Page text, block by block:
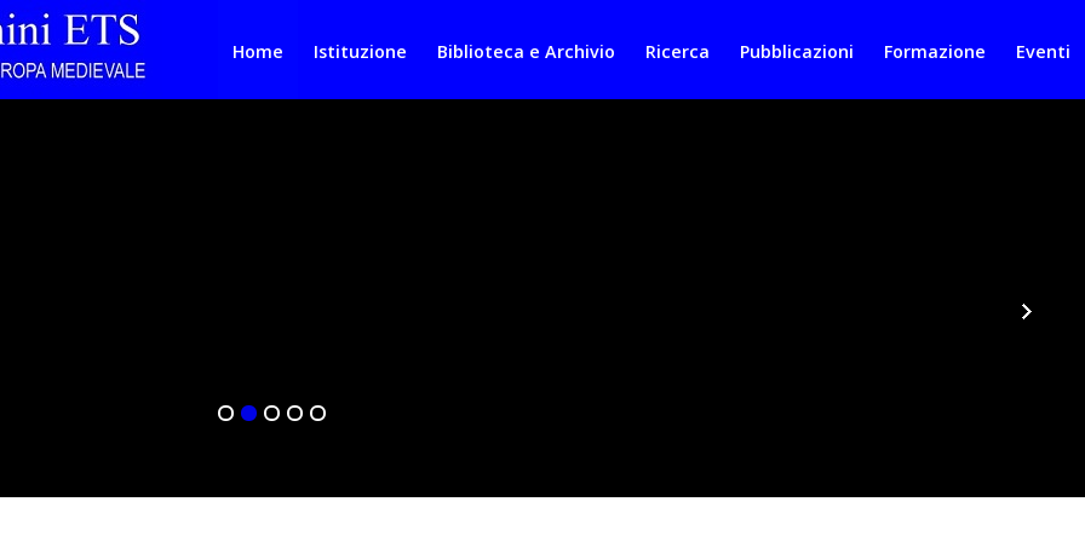
Home Istituzione Biblioteca e Archivio Ricerca Pubblicazioni Formazione Eventi